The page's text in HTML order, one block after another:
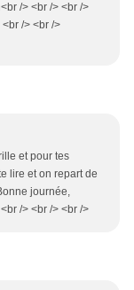
/> <br /> <br />
/> <br />
et pour tes
lire et on repart de
journée,
/> <br /> <br />